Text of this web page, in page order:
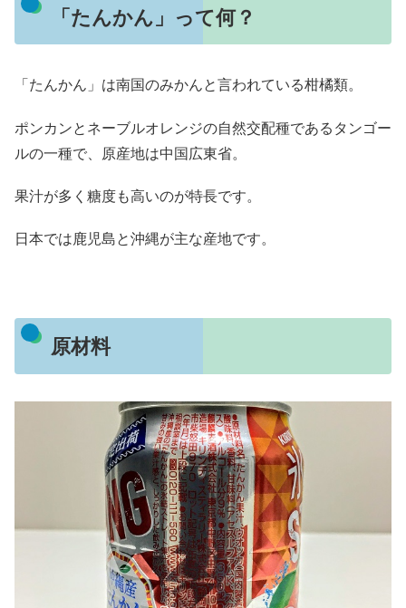
「たんかん」って何？
「たんかん」は南国のみかんと言われている柑橘類。
ポンカンとネーブルオレンジの自然交配種であるタンゴー
ルの一種で、原産地は中国広東省。
果汁が多く糖度も高いのが特長です。
日本では鹿児島と沖縄が主な産地です。
原材料